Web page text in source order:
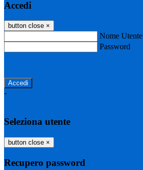
Accedi
button close ×
Nome Utente
Password
-
Seleziona utente
button close ×
Recupero password